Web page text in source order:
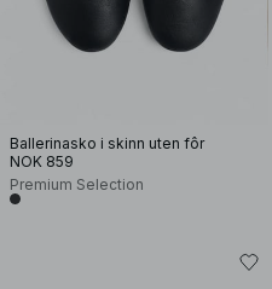
Ballerinasko i skinn uten fôr
NOK 859
Premium Selection